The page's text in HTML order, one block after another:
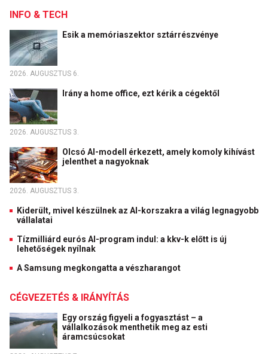
INFO & TECH
Esik a memóriaszektor sztárrészvénye
2026. AUGUSZTUS 6.
Irány a home office, ezt kérik a cégektől
2026. AUGUSZTUS 3.
Olcsó AI-modell érkezett, amely komoly kihívást
jelenthet a nagyoknak
2026. AUGUSZTUS 3.
Kiderült, mivel készülnek az AI-korszakra a világ legnagyobb
vállalatai
Tízmilliárd eurós AI-program indul: a kkv-k előtt is új
lehetőségek nyílnak
A Samsung megkongatta a vészharangot
CÉGVEZETÉS & IRÁNYÍTÁS
Egy ország figyeli a fogyasztást – a
vállalkozások menthetik meg az esti
áramcsúcsokat